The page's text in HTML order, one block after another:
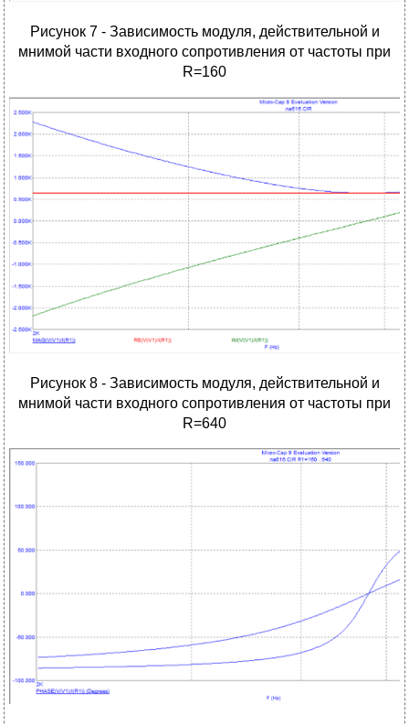
Рисунок 7 - Зависимость модуля, действительной и
мнимой части входного сопротивления от частоты при
R=160
Рисунок 8 - Зависимость модуля, действительной и
мнимой части входного сопротивления от частоты при
R=640